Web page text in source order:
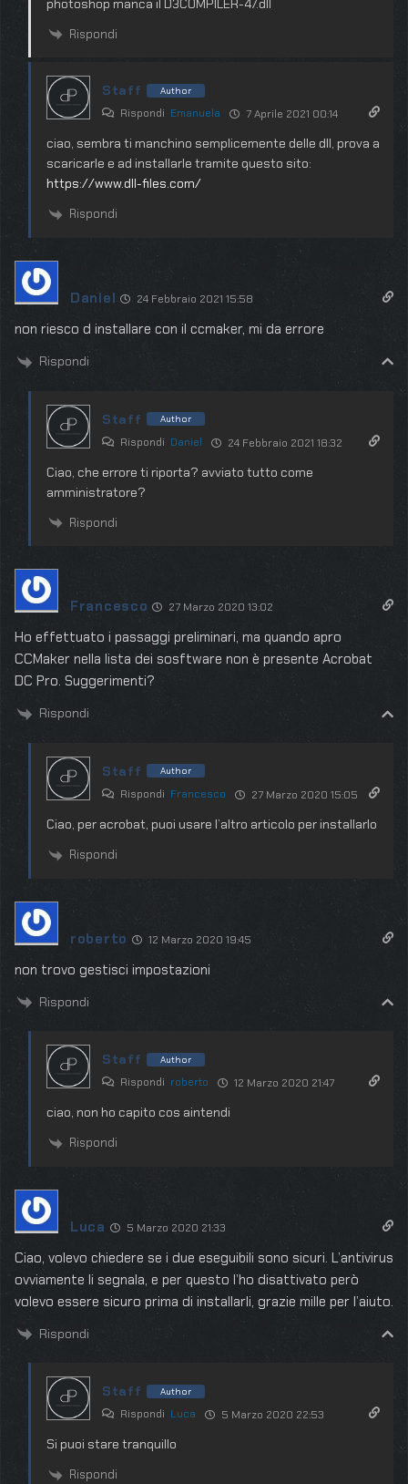
Rispondi
Staff Author
Rispondi Emanuela 7 Aprile 2021 00:14
ciao, sembra ti manchino semplicemente delle dll, prova a
scaricarle e ad installarle tramite questo sito:
https://www.dll-files.com/
Rispondi
Daniel 24 Febbraio 2021 15:58
non riesco d installare con il ccmaker, mi da errore
Rispondi
Staff Author
Rispondi Daniel 24 Febbraio 2021 18:32
Ciao, che errore ti riporta? avviato tutto come
amministratore?
Rispondi
Francesco 27 Marzo 2020 13:02
Ho effettuato i passaggi preliminari, ma quando apro
CCMaker nella lista dei sosftware non è presente Acrobat
DC Pro. Suggerimenti?
Rispondi
Staff Author
Rispondi Francesco 27 Marzo 2020 15:05
Ciao, per acrobat, puoi usare l’altro articolo per installarlo
Rispondi
roberto 12 Marzo 2020 19:45
non trovo gestisci impostazioni
Rispondi
Staff Author
Rispondi roberto 12 Marzo 2020 21:47
ciao, non ho capito cos aintendi
Rispondi
Luca 5 Marzo 2020 21:33
Ciao, volevo chiedere se i due eseguibili sono sicuri. L’antivirus
ovviamente li segnala, e per questo l’ho disattivato però
volevo essere sicuro prima di installarli, grazie mille per l’aiuto.
Rispondi
Staff Author
Rispondi Luca 5 Marzo 2020 22:53
Si puoi stare tranquillo
Rispondi